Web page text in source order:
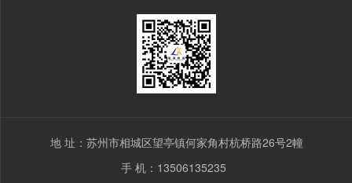
地 址：苏州市相城区望亭镇何家角村杭桥路26号2幢
手 机：13506135235